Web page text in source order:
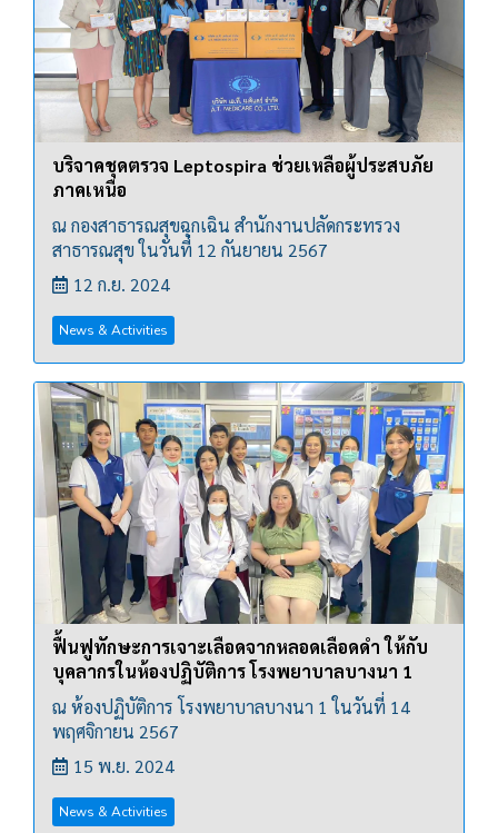
บริจาคชุดตรวจ Leptospira ช่วยเหลือผู้ประสบภัย
ภาคเหนือ
ณ กองสาธารณสุขฉุกเฉิน สำนักงานปลัดกระทรวง
สาธารณสุข ในวันที่ 12 กันยายน 2567
12 ก.ย. 2024
News & Activities
ฟื้นฟูทักษะการเจาะเลือดจากหลอดเลือดดำ ให้กับ
บุคลากรในห้องปฏิบัติการ โรงพยาบาลบางนา 1
ณ ห้องปฏิบัติการ โรงพยาบาลบางนา 1 ในวันที่ 14
พฤศจิกายน 2567
15 พ.ย. 2024
News & Activities